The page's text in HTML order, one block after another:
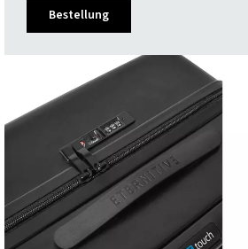
Bestellung